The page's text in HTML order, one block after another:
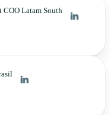
COO Latam South